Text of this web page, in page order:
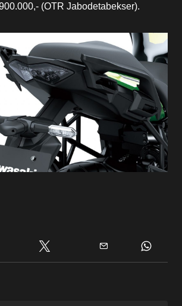
(OTR Jabodetabekser).